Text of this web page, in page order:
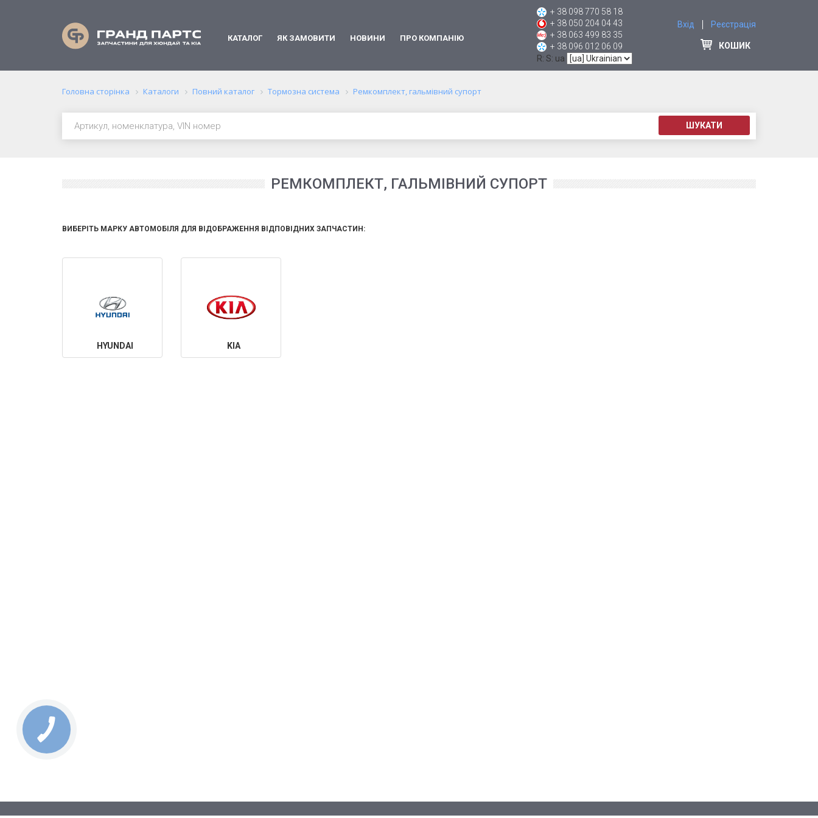
КАТАЛОГ ЯК ЗАМОВИТИ НОВИНИ ПРО КОМПАНІЮ
+ 38 098 770 58 18
+ 38 050 204 04 43
+ 38 063 499 83 35
+ 38 096 012 06 09
R: S: ua
Вхід Реєстрація
КОШИК
Головна сторінка Каталоги Повний каталог Тормозна система Ремкомплект, гальмівний супорт
ШУКАТИ
РЕМКОМПЛЕКТ, ГАЛЬМІВНИЙ СУПОРТ
ВИБЕРІТЬ МАРКУ АВТОМОБІЛЯ ДЛЯ ВІДОБРАЖЕННЯ ВІДПОВІДНИХ ЗАПЧАСТИН:
HYUNDAI KIA